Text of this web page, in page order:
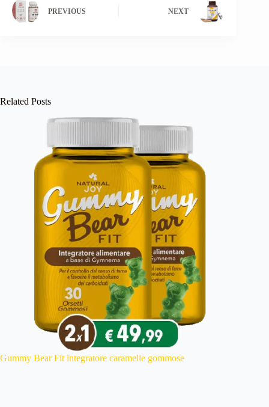
PREVIOUS NEXT
Related Posts
Gummy Bear Fit integratore caramelle gommose